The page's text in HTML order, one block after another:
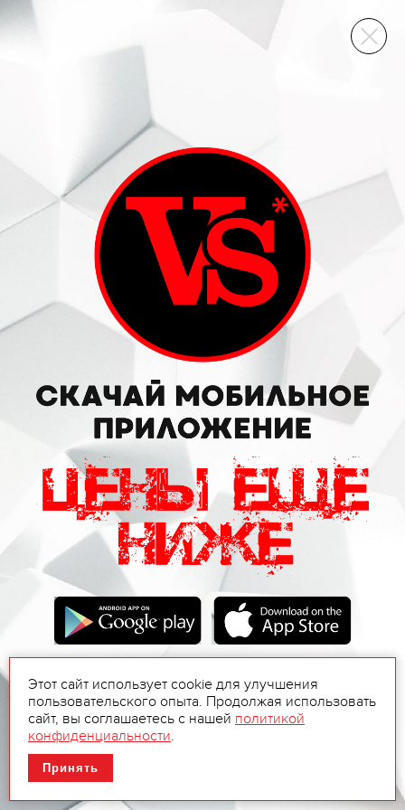
ВИННЫЙ СКЛАД
Этот сайт использует cookie для улучшения
пользовательского опыта. Продолжая использовать
сайт, вы соглашаетесь с нашей политикой
конфиденциальности.
Принять